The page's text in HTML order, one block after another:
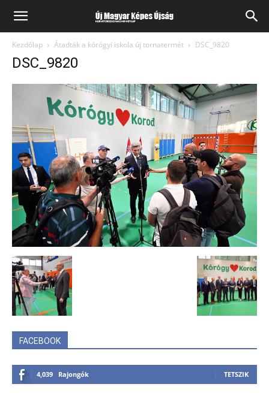
Kezdőlap Átadták a kórógyi iskola új tornatermét DSC_9820
DSC_9820
FACEBOOK
4,039 Rajongók TETSZIK